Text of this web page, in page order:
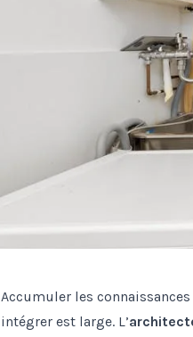
Accumuler les
intégrer est large. L’